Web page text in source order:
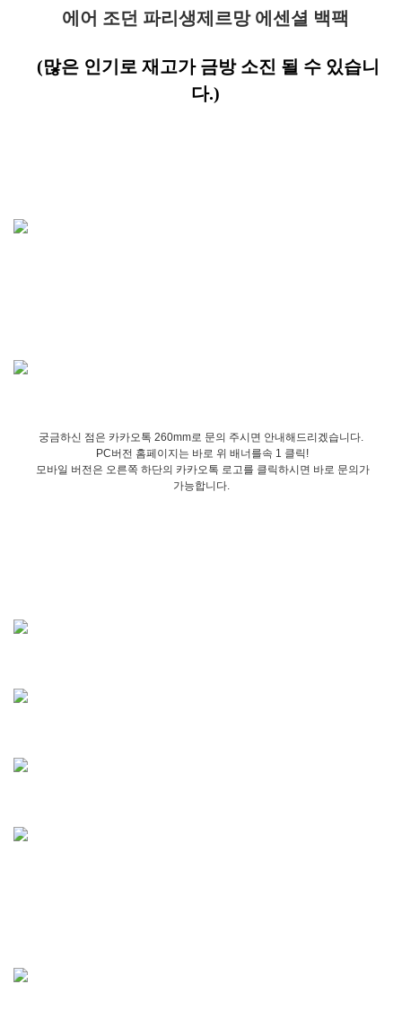
에어 조던 파리생제르망 에센셜 백팩
(많은 인기로 재고가 금방 소진 될 수 있습니
다.)
궁금하신 점은 카카오톡 260mm로 문의 주시면 안내해드리겠습니다.
PC버전 홈페이지는 바로 위 배너를속 1 클릭!
모바일 버전은 오른쪽 하단의 카카오톡 로고를 클릭하시면 바로 문의가
가능합니다.